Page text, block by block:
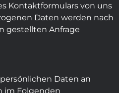
Kontaktformulars von uns
Daten werden nach
gestellten Anfrage
Daten an
im Folgenden